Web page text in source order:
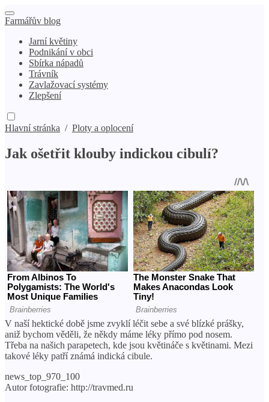
Farmářův blog
Jarní květiny
Podnikání v obci
Sbírka nápadů
Trávník
Zavlažovací systémy
Zlepšení
Hlavní stránka / Ploty a oplocení
Jak ošetřit klouby indickou cibulí?
V naší hektické době jsme zvyklí léčit sebe a své blízké prášky,
aniž bychom věděli, že někdy máme léky přímo pod nosem.
Třeba na našich parapetech, kde jsou květináče s květinami. Mezi
takové léky patří známá indická cibule.
news_top_970_100
Autor fotografie: http://travmed.ru